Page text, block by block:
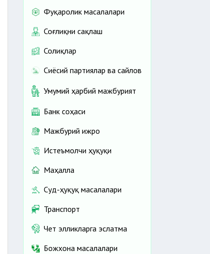
Фуқаролик масалалари
Соғлиқни сақлаш
Солиқлар
Сиёсий партиялар ва сайлов
Умумий ҳарбий мажбурият
Банк соҳаси
Мажбурий ижро
Истеъмолчи ҳуқуқи
Маҳалла
Суд-ҳуқуқ масалалари
Транспорт
Чет элликларга эслатма
Божхона масалалари